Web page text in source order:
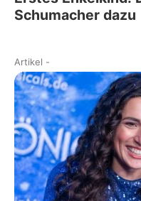
Schumacher dazu
Artikel -